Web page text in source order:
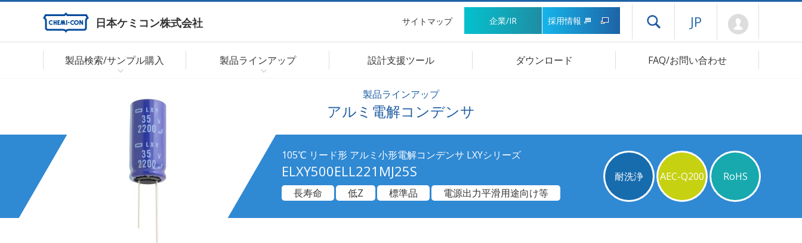
日本ケミコン株式会社 サイトマップ 企業/IR 採用情報 ドロワーメニューを開く
JP
製品検索/サンプル購入 製品ラインアップ 設計支援ツール ダウンロード FAQ/お問い合わせ
製品ラインアップ
アルミ電解コンデンサ
105℃ リード形 アルミ小形電解コンデンサ LXYシリーズ
ELXY500ELL221MJ25S 耐洗浄 AEC-Q200
RoHS
長寿命
低Z 標準品 電源出力平滑用途向け等